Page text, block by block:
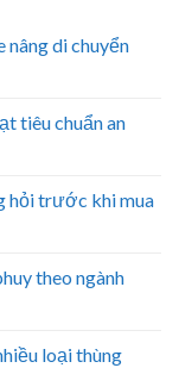
nâng di chuyển
tiêu chuẩn an
hỏi trước khi mua
theo ngành
loại thùng